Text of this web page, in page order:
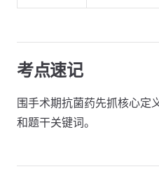
考点速记
围手术期抗菌药先抓核心定
和题干关键词。